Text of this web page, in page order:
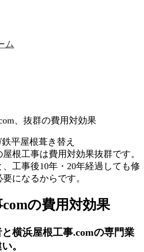
ム
、抜群の費用対効果
根工事は費用対効果抜群です。
工事後10年・20年経過しても修
になるからです。
の費用対効果
横浜屋根工事.comの専門業
。